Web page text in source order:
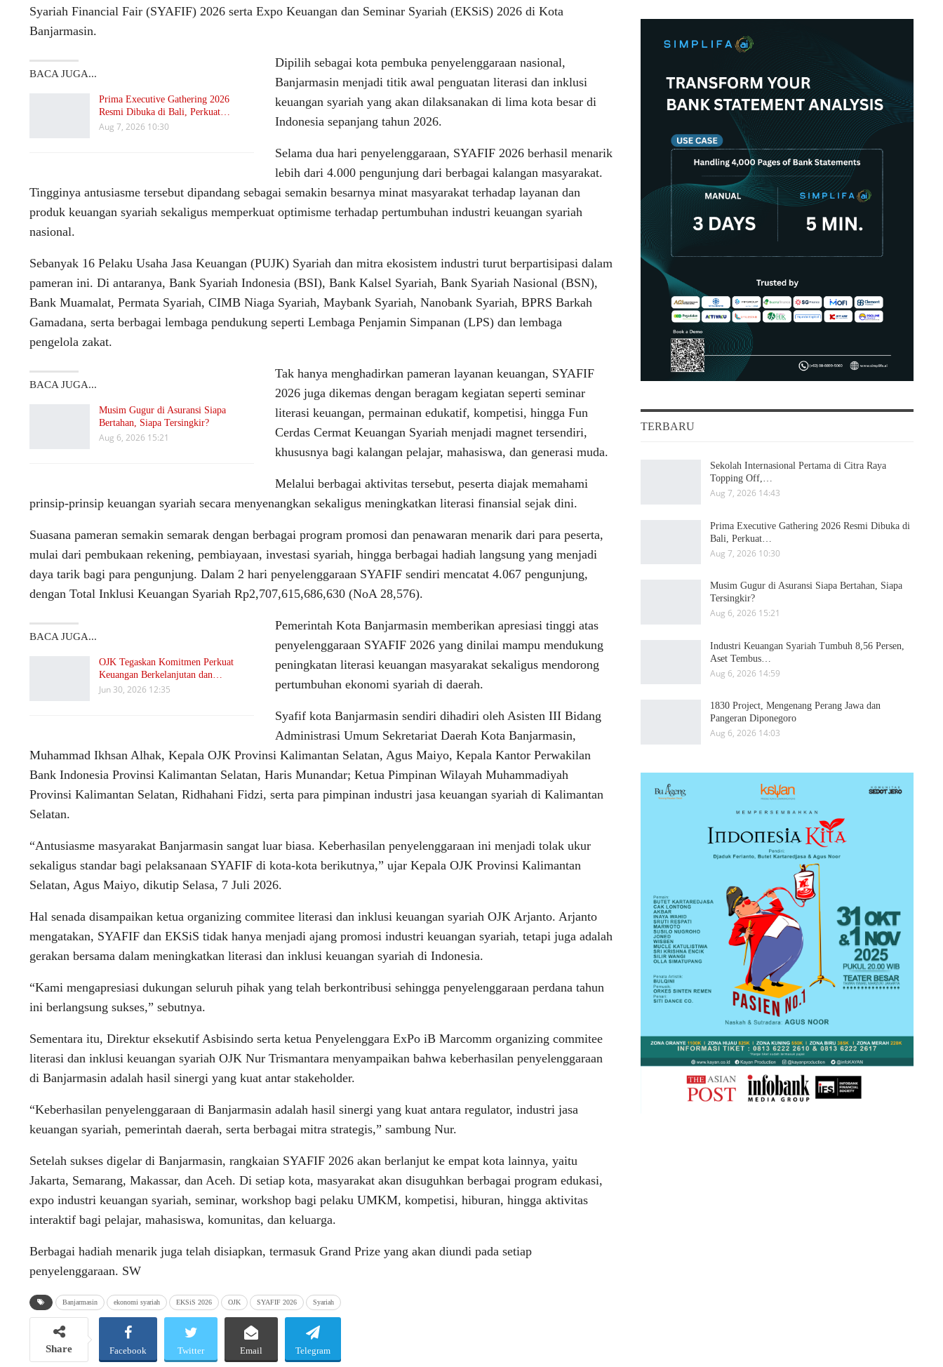
Syariah Financial Fair (SYAFIF) 2026 serta Expo Keuangan dan Seminar Syariah (EKSiS) 2026 di Kota
Banjarmasin.
BACA JUGA...
Prima Executive Gathering 2026
Resmi Dibuka di Bali, Perkuat…
Aug 7, 2026 10:30
Dipilih sebagai kota pembuka penyelenggaraan nasional,
Banjarmasin menjadi titik awal penguatan literasi dan inklusi
keuangan syariah yang akan dilaksanakan di lima kota besar di
Indonesia sepanjang tahun 2026.
Selama dua hari penyelenggaraan, SYAFIF 2026 berhasil menarik
lebih dari 4.000 pengunjung dari berbagai kalangan masyarakat.
Tingginya antusiasme tersebut dipandang sebagai semakin besarnya minat masyarakat terhadap layanan dan
produk keuangan syariah sekaligus memperkuat optimisme terhadap pertumbuhan industri keuangan syariah
nasional.
Sebanyak 16 Pelaku Usaha Jasa Keuangan (PUJK) Syariah dan mitra ekosistem industri turut berpartisipasi dalam
pameran ini. Di antaranya, Bank Syariah Indonesia (BSI), Bank Kalsel Syariah, Bank Syariah Nasional (BSN),
Bank Muamalat, Permata Syariah, CIMB Niaga Syariah, Maybank Syariah, Nanobank Syariah, BPRS Barkah
Gamadana, serta berbagai lembaga pendukung seperti Lembaga Penjamin Simpanan (LPS) dan lembaga
pengelola zakat.
BACA JUGA...
Musim Gugur di Asuransi Siapa
Bertahan, Siapa Tersingkir?
Aug 6, 2026 15:21
Tak hanya menghadirkan pameran layanan keuangan, SYAFIF
2026 juga dikemas dengan beragam kegiatan seperti seminar
literasi keuangan, permainan edukatif, kompetisi, hingga Fun
Cerdas Cermat Keuangan Syariah menjadi magnet tersendiri,
khususnya bagi kalangan pelajar, mahasiswa, dan generasi muda.
Melalui berbagai aktivitas tersebut, peserta diajak memahami
prinsip-prinsip keuangan syariah secara menyenangkan sekaligus meningkatkan literasi finansial sejak dini.
Suasana pameran semakin semarak dengan berbagai program promosi dan penawaran menarik dari para peserta,
mulai dari pembukaan rekening, pembiayaan, investasi syariah, hingga berbagai hadiah langsung yang menjadi
daya tarik bagi para pengunjung. Dalam 2 hari penyelenggaraan SYAFIF sendiri mencatat 4.067 pengunjung,
dengan Total Inklusi Keuangan Syariah Rp2,707,615,686,630 (NoA 28,576).
BACA JUGA...
OJK Tegaskan Komitmen Perkuat
Keuangan Berkelanjutan dan…
Jun 30, 2026 12:35
Pemerintah Kota Banjarmasin memberikan apresiasi tinggi atas
penyelenggaraan SYAFIF 2026 yang dinilai mampu mendukung
peningkatan literasi keuangan masyarakat sekaligus mendorong
pertumbuhan ekonomi syariah di daerah.
Syafif kota Banjarmasin sendiri dihadiri oleh Asisten III Bidang
Administrasi Umum Sekretariat Daerah Kota Banjarmasin,
Muhammad Ikhsan Alhak, Kepala OJK Provinsi Kalimantan Selatan, Agus Maiyo, Kepala Kantor Perwakilan
Bank Indonesia Provinsi Kalimantan Selatan, Haris Munandar; Ketua Pimpinan Wilayah Muhammadiyah
Provinsi Kalimantan Selatan, Ridhahani Fidzi, serta para pimpinan industri jasa keuangan syariah di Kalimantan
Selatan.
“Antusiasme masyarakat Banjarmasin sangat luar biasa. Keberhasilan penyelenggaraan ini menjadi tolak ukur
sekaligus standar bagi pelaksanaan SYAFIF di kota-kota berikutnya,” ujar Kepala OJK Provinsi Kalimantan
Selatan, Agus Maiyo, dikutip Selasa, 7 Juli 2026.
Hal senada disampaikan ketua organizing commitee literasi dan inklusi keuangan syariah OJK Arjanto. Arjanto
mengatakan, SYAFIF dan EKSiS tidak hanya menjadi ajang promosi industri keuangan syariah, tetapi juga adalah
gerakan bersama dalam meningkatkan literasi dan inklusi keuangan syariah di Indonesia.
“Kami mengapresiasi dukungan seluruh pihak yang telah berkontribusi sehingga penyelenggaraan perdana tahun
ini berlangsung sukses,” sebutnya.
Sementara itu, Direktur eksekutif Asbisindo serta ketua Penyelenggara ExPo iB Marcomm organizing commitee
literasi dan inklusi keuangan syariah OJK Nur Trismantara menyampaikan bahwa keberhasilan penyelenggaraan
di Banjarmasin adalah hasil sinergi yang kuat antar stakeholder.
“Keberhasilan penyelenggaraan di Banjarmasin adalah hasil sinergi yang kuat antara regulator, industri jasa
keuangan syariah, pemerintah daerah, serta berbagai mitra strategis,” sambung Nur.
Setelah sukses digelar di Banjarmasin, rangkaian SYAFIF 2026 akan berlanjut ke empat kota lainnya, yaitu
Jakarta, Semarang, Makassar, dan Aceh. Di setiap kota, masyarakat akan disuguhkan berbagai program edukasi,
expo industri keuangan syariah, seminar, workshop bagi pelaku UMKM, kompetisi, hiburan, hingga aktivitas
interaktif bagi pelajar, mahasiswa, komunitas, dan keluarga.
Berbagai hadiah menarik juga telah disiapkan, termasuk Grand Prize yang akan diundi pada setiap
penyelenggaraan. SW
Banjarmasin ekonomi syariah EKSiS 2026 OJK SYAFIF 2026 Syariah
Share Facebook Twitter Email Telegram
TERBARU
Sekolah Internasional Pertama di Citra Raya
Topping Off,…
Aug 7, 2026 14:43
Prima Executive Gathering 2026 Resmi Dibuka di
Bali, Perkuat…
Aug 7, 2026 10:30
Musim Gugur di Asuransi Siapa Bertahan, Siapa
Tersingkir?
Aug 6, 2026 15:21
Industri Keuangan Syariah Tumbuh 8,56 Persen,
Aset Tembus…
Aug 6, 2026 14:59
1830 Project, Mengenang Perang Jawa dan
Pangeran Diponegoro
Aug 6, 2026 14:03